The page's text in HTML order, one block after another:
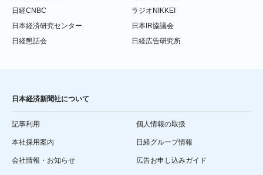
日経CNBC
ラジオNIKKEI
日本経済研究センター
日本IR協議会
日経懇話会
日経広告研究所
日本経済新聞社について
記事利用 個人情報の取扱
本社採用案内 日経グループ情報
会社情報・お知らせ 広告お申し込みガイド